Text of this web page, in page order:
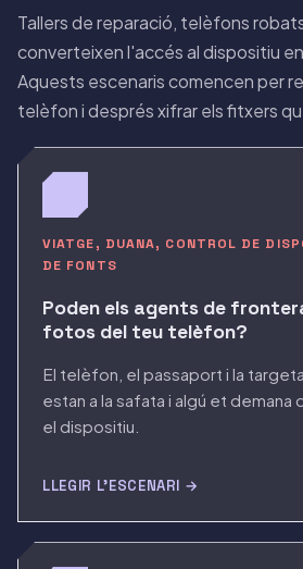
Tallers de reparació, telèfons
converteixen l'accés al dispositiu
Aquests escenaris comencen per
telèfon i després xifrar els fitxers
VIATGE, DUANA, CONTROL DE
DE FONTS
Poden els agents de
fotos del teu telèfon?
El telèfon, el passaport i la
estan a la safata i algú et
el dispositiu.
LLEGIR L'ESCENARI →